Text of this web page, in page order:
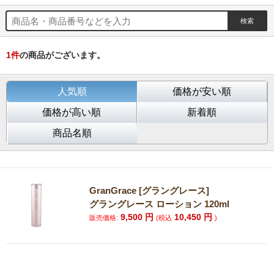
1件の商品がございます。
人気順
価格が安い順
価格が高い順
新着順
商品名順
GranGrace [グラングレース]
グラングレース ローション 120ml
販売価格: 9,500 円(税込 10,450 円)